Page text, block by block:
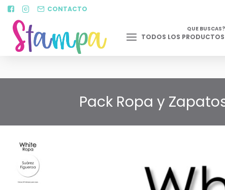
CONTACTO
TODOS LOS PRODUCTOS
QUE BUSCAS?
Pack Ropa y